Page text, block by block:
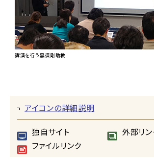
講演を行う黒須剛助教
アイコンの詳細説明
独自サイト
外部リン
ファイルリンク